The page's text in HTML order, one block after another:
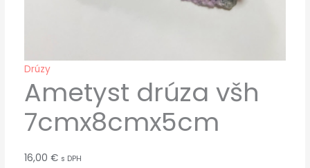
Drúzy
Ametyst drúza všh
7cmx8cmx5cm
16,00 € s DPH